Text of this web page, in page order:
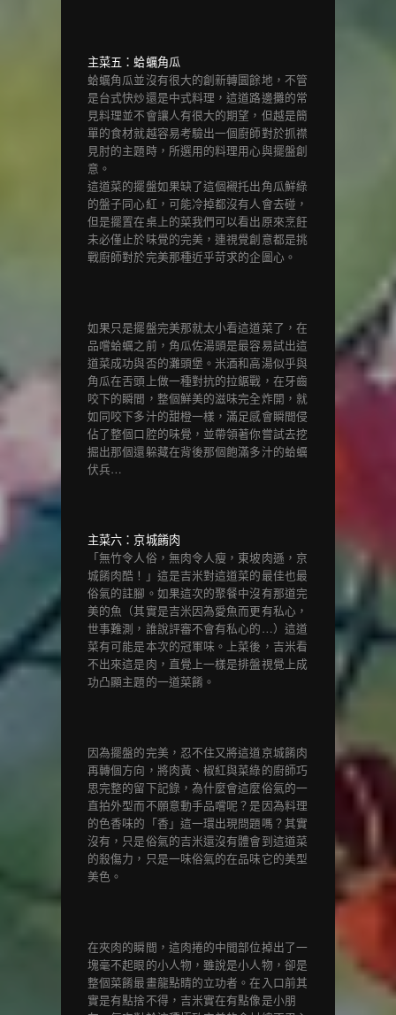
主菜五：蛤蠣角瓜
蛤蠣角瓜並沒有很大的創新轉圜餘地，不管
是台式快炒還是中式料理，這道路邊攤的常
見料理並不會讓人有很大的期望，但越是簡
單的食材就越容易考驗出一個廚師對於抓襟
見肘的主題時，所選用的料理用心與擺盤創
意。
這道菜的擺盤如果缺了這個襯托出角瓜鮮綠
的盤子同心紅，可能冷掉都沒有人會去碰，
但是擺置在桌上的菜我們可以看出原來烹飪
未必僅止於味覺的完美，連視覺創意都是挑
戰廚師對於完美那種近乎苛求的企圖心。
如果只是擺盤完美那就太小看這道菜了，在
品嚐蛤蠣之前，角瓜佐湯頭是最容易試出這
道菜成功與否的灘頭堡。米酒和高湯似乎與
角瓜在舌頭上做一種對抗的拉鋸戰，在牙齒
咬下的瞬間，整個鮮美的滋味完全炸開，就
如同咬下多汁的甜橙一樣，滿足感會瞬間侵
佔了整個口腔的味覺，並帶領著你嘗試去挖
掘出那個還躲藏在背後那個飽滿多汁的蛤蠣
伏兵…
主菜六：京城餚肉
「無竹令人俗，無肉令人瘦，東坡肉遜，京
城餚肉酷！」這是吉米對這道菜的最佳也最
俗氣的註腳。如果這次的聚餐中沒有那道完
美的魚（其實是吉米因為愛魚而更有私心，
世事難測，誰說評審不會有私心的…）這道
菜有可能是本次的冠軍味。上菜後，吉米看
不出來這是肉，直覺上一樣是排盤視覺上成
功凸顯主題的一道菜餚。
因為擺盤的完美，忍不住又將這道京城餚肉
再轉個方向，將肉黃、椒紅與菜綠的廚師巧
思完整的留下記錄，為什麼會這麼俗氣的一
直拍外型而不願意動手品嚐呢？是因為料理
的色香味的「香」這一環出現問題嗎？其實
沒有，只是俗氣的吉米還沒有體會到這道菜
的殺傷力，只是一味俗氣的在品味它的美型
美色。
在夾肉的瞬間，這肉捲的中間部位掉出了一
塊毫不起眼的小人物，雖說是小人物，卻是
整個菜餚最畫龍點睛的立功者。在入口前其
實是有點捨不得，吉米實在有點像是小朋